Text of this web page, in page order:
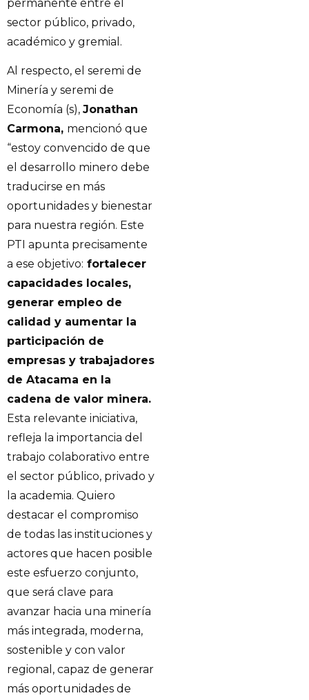
permanente entre el
sector público, privado,
académico y gremial.
Al respecto, el seremi de
Minería y seremi de
Economía (s), Jonathan
Carmona, mencionó que
“estoy convencido de que
el desarrollo minero debe
traducirse en más
oportunidades y bienestar
para nuestra región. Este
PTI apunta precisamente
a ese objetivo: fortalecer
capacidades locales,
generar empleo de
calidad y aumentar la
participación de
empresas y trabajadores
de Atacama en la
cadena de valor minera.
Esta relevante iniciativa,
refleja la importancia del
trabajo colaborativo entre
el sector público, privado y
la academia. Quiero
destacar el compromiso
de todas las instituciones y
actores que hacen posible
este esfuerzo conjunto,
que será clave para
avanzar hacia una minería
más integrada, moderna,
sostenible y con valor
regional, capaz de generar
más oportunidades de